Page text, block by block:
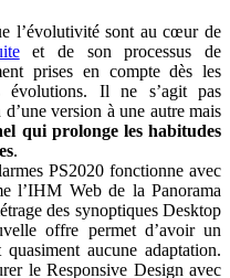
l’évolutivité sont au cœur de
et de son processus de
prises en compte dès les
évolutions. Il ne s’agit pas
version à une autre mais
qui prolonge les habitudes
.
PS2020 fonctionne avec
l’IHM Web de la Panorama
des synoptiques Desktop
offre permet d’avoir un
aucune adaptation.
le Responsive Design avec